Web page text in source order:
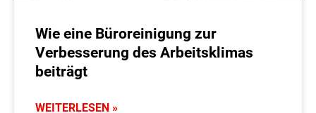
Wie eine Büroreinigung zur
Verbesserung des Arbeitsklimas
beiträgt
WEITERLESEN »